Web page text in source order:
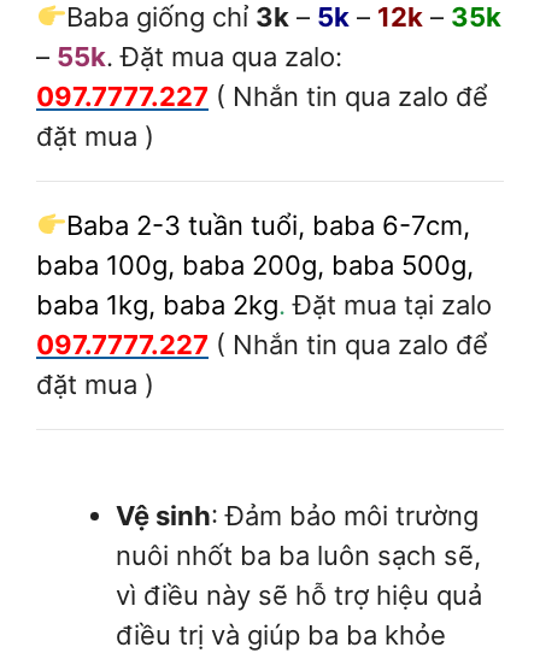
Baba giống chỉ 3k – 5k – 12k – 35k
– 55k. Đặt mua qua zalo:
097.7777.227 ( Nhắn tin qua zalo để
đặt mua )
Baba 2-3 tuần tuổi, baba 6-7cm,
baba 100g, baba 200g, baba 500g,
baba 1kg, baba 2kg. Đặt mua tại zalo
097.7777.227 ( Nhắn tin qua zalo để
đặt mua )
Vệ sinh: Đảm bảo môi trường
nuôi nhốt ba ba luôn sạch sẽ,
vì điều này sẽ hỗ trợ hiệu quả
điều trị và giúp ba ba khỏe